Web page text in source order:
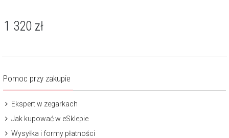
1 320 zł
Pomoc przy zakupie
Ekspert w zegarkach
Jak kupować w eSklepie
Wysyłka i formy płatności